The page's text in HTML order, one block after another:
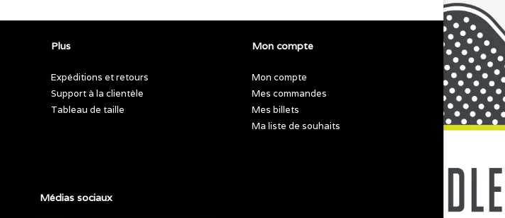
Plus
Expéditions et retours
Support à la clientèle
Tableau de taille
Mon compte
Mon compte
Mes commandes
Mes billets
Ma liste de souhaits
Médias sociaux